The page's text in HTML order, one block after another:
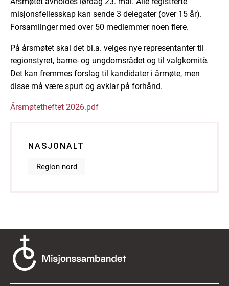
misjonsfellesskap kan sende 3 delegater (over 15 år).
Forsamlinger med over 50 medlemmer noen flere.
På årsmøtet skal det bl.a. velges nye representanter til
regionstyret, barne- og ungdomsrådet og til valgkomitè.
Det kan fremmes forslag til kandidater i årmøte, men
disse må være spurt og avklar på forhånd.
Årsmøtetheftet 2026.pdf
NASJONALT
Region nord